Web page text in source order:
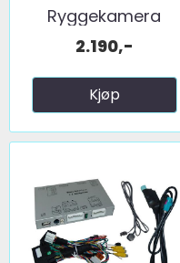
Ryggekamera
(håndtak) (CVBS) ...
2.190,-
Kjøp